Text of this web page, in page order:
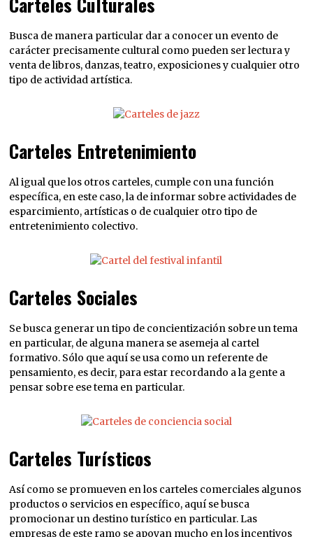
Busca de manera particular dar a conocer un evento de
carácter precisamente cultural como pueden ser lectura y
venta de libros, danzas, teatro, exposiciones y cualquier otro
tipo de actividad artística.
Carteles Entretenimiento
Al igual que los otros carteles, cumple con una función
específica, en este caso, la de informar sobre actividades de
esparcimiento, artísticas o de cualquier otro tipo de
entretenimiento colectivo.
Carteles Sociales
Se busca generar un tipo de concientización sobre un tema
en particular, de alguna manera se asemeja al cartel
formativo. Sólo que aquí se usa como un referente de
pensamiento, es decir, para estar recordando a la gente a
pensar sobre ese tema en particular.
Carteles Turísticos
Así como se promueven en los carteles comerciales algunos
productos o servicios en específico, aquí se busca
promocionar un destino turístico en particular. Las
empresas de este ramo se apoyan mucho en los incentivos